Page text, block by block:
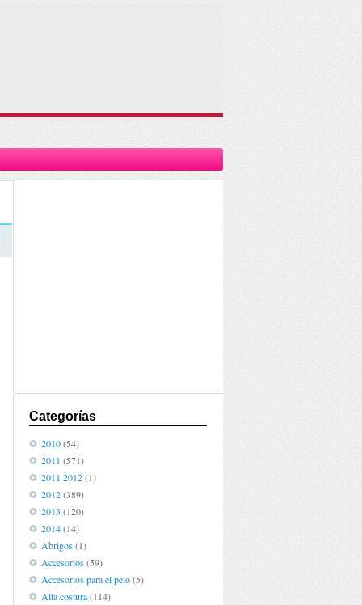
Categorías
2010(54)
2011 (571)
2011 2012(1)
2012(389)
2013 (120)
2014(14)
Abrigos(1)
Accesorios(59)
Accesorios para el pelo(5)
Alta costura(114)